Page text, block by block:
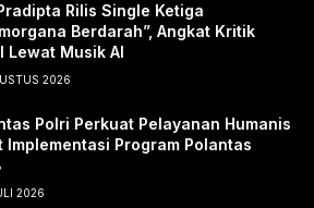
Rilis Single Ketiga
Berdarah”, Angkat Kritik
Lewat Musik AI
2026
Polri Perkuat Pelayanan Humanis
Implementasi Program Polantas
2026